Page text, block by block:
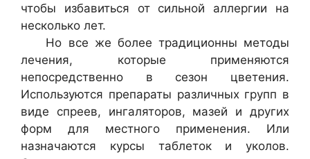
чтобы избавиться от сильной аллергии на
несколько лет.
Но все же более традиционны методы
лечения, которые применяются
непосредственно в сезон цветения.
Используются препараты различных групп в
виде спреев, ингаляторов, мазей и других
форм для местного применения. Или
назначаются курсы таблеток и уколов.